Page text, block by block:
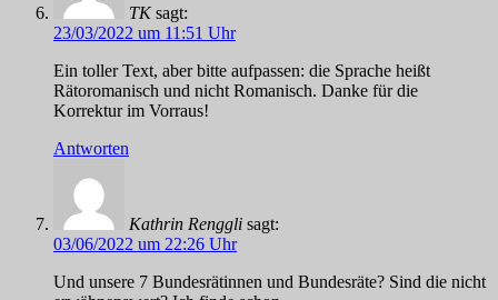
TK sagt:
23/03/2022 um 11:51 Uhr
Ein toller Text, aber bitte aufpassen: die Sprache heißt
Rätoromanisch und nicht Romanisch. Danke für die
Korrektur im Vorraus!
Antworten
Kathrin Renggli sagt:
03/06/2022 um 22:26 Uhr
Und unsere 7 Bundesrätinnen und Bundesräte? Sind die nicht